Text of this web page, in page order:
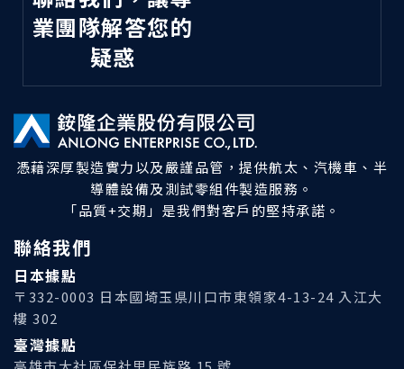
業團隊解答您的
疑惑
憑藉深厚製造實力以及嚴謹品管，提供航太、汽機車、半
導體設備及測試零組件製造服務。
「品質+交期」是我們對客戶的堅持承諾。
聯絡我們
日本據點
〒332-0003 日本國埼玉県川口市東領家4-13-24 入江大
樓 302
臺灣據點